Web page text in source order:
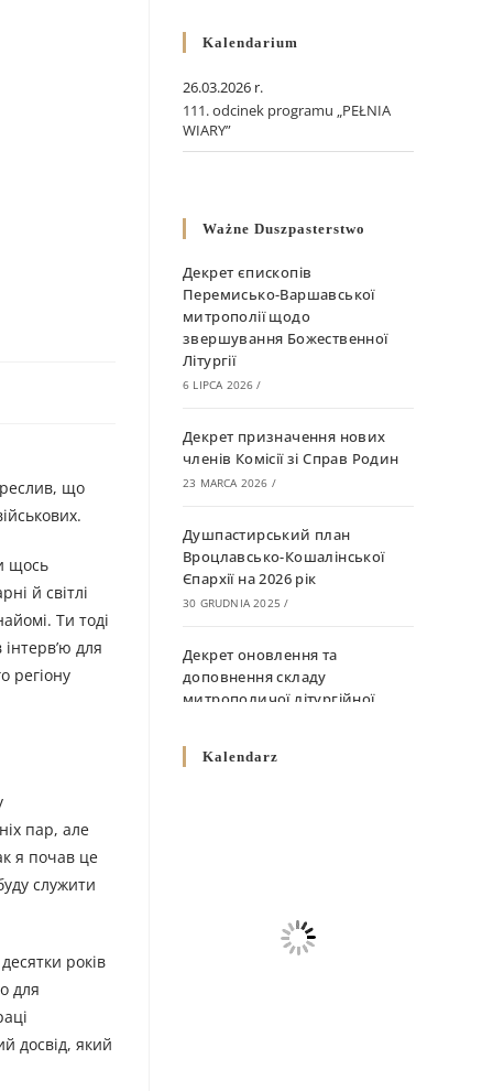
що
щось
й світлі
Ти тоді
для
регіону
пар, але
я почав це
служити
років
для
досвід, який
Kalendarium
26.03.2026 r.
111. odcinek programu „PEŁNIA
WIARY”
Ważne Duszpasterstwo
Декрет єпископів
Перемисько-Варшавської
митрополії щодо
звершування Божественної
Літургії
6 LIPCA 2026 /
Декрет призначення нових
членів Комісії зі Справ Родин
23 MARCA 2026 /
Душпастирський план
Вроцлавсько-Кошалінської
Єпархії на 2026 рік
30 GRUDNIA 2025 /
Декрет оновлення та
доповнення складу
митрополичої літургійної
10 GRUDNIA 2025
Декрет про відзначення
Великодня і всіх рухомих
Kalendarz